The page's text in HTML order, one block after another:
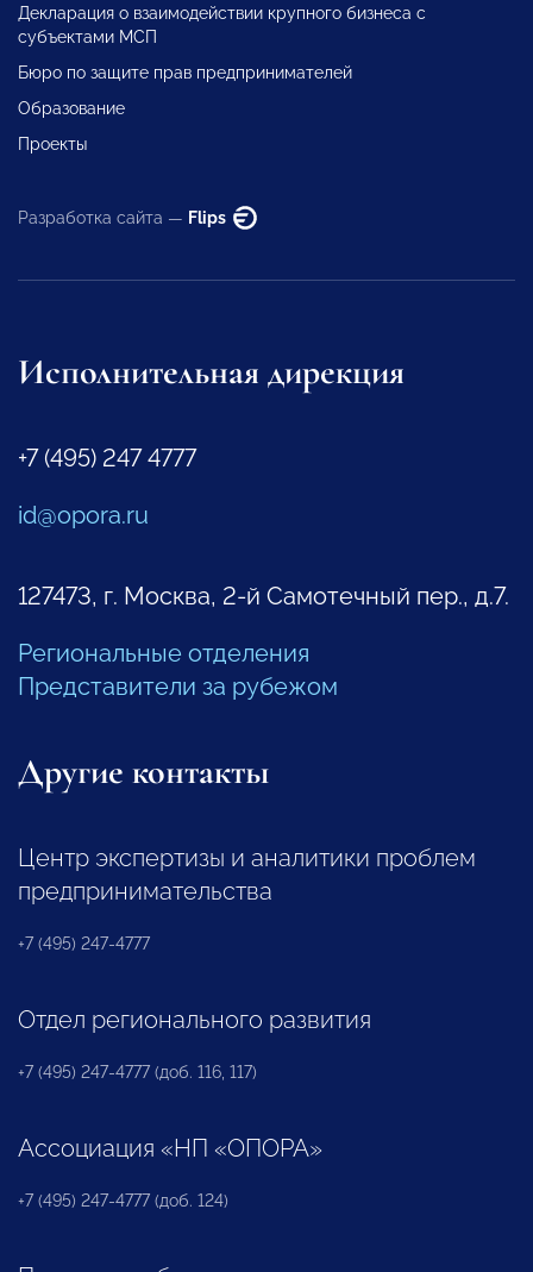
Декларация о взаимодействии крупного бизнеса с
субъектами МСП
Бюро по защите прав предпринимателей
Образование
Проекты
Разработка сайта — Flips
Исполнительная дирекция
+7 (495) 247 4777
id@opora.ru
127473, г. Москва, 2-й Самотечный пер., д.7.
Региональные отделения
Представители за рубежом
Другие контакты
Центр экспертизы и аналитики проблем
предпринимательства
+7 (495) 247-4777
Отдел регионального развития
+7 (495) 247-4777 (доб. 116, 117)
Ассоциация «НП «ОПОРА»
+7 (495) 247-4777 (доб. 124)